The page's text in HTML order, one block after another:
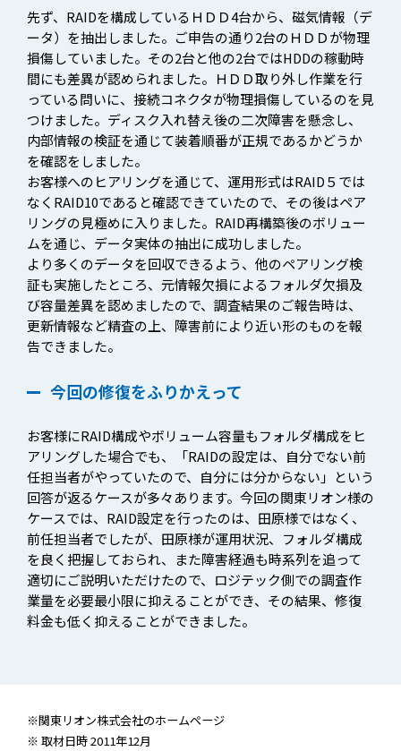
先ず、RAIDを構成しているＨＤＤ4台から、磁気情報（デ
ータ）を抽出しました。ご申告の通り2台のＨＤＤが物理
損傷していました。その2台と他の2台ではHDDの稼動時
間にも差異が認められました。ＨＤＤ取り外し作業を行
っている問いに、接続コネクタが物理損傷しているのを見
つけました。ディスク入れ替え後の二次障害を懸念し、
内部情報の検証を通じて装着順番が正規であるかどうか
を確認をしました。
お客様へのヒアリングを通じて、運用形式はRAID５では
なくRAID10であると確認できていたので、その後はペア
リングの見極めに入りました。RAID再構築後のボリュー
ムを通じ、データ実体の抽出に成功しました。
より多くのデータを回収できるよう、他のペアリング検
証も実施したところ、元情報欠損によるフォルダ欠損及
び容量差異を認めましたので、調査結果のご報告時は、
更新情報など精査の上、障害前により近い形のものを報
告できました。
今回の修復をふりかえって
お客様にRAID構成やボリューム容量もフォルダ構成をヒ
アリングした場合でも、「RAIDの設定は、自分でない前
任担当者がやっていたので、自分には分からない」という
回答が返るケースが多々あります。今回の関東リオン様の
ケースでは、RAID設定を行ったのは、田原様ではなく、
前任担当者でしたが、田原様が運用状況、フォルダ構成
を良く把握しておられ、また障害経過も時系列を追って
適切にご説明いただけたので、ロジテック側での調査作
業量を必要最小限に抑えることができ、その結果、修復
料金も低く抑えることができました。
※関東リオン株式会社のホームページ
※ 取材日時 2011年12月